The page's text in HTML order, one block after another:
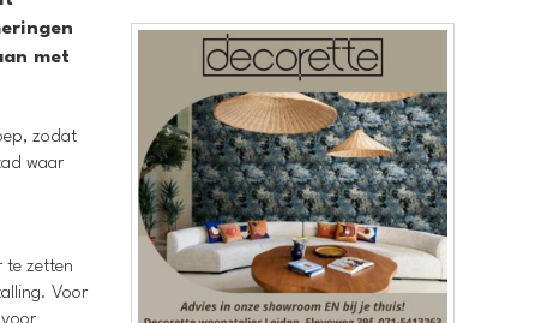
met
zodat
waar
te zetten
Voor